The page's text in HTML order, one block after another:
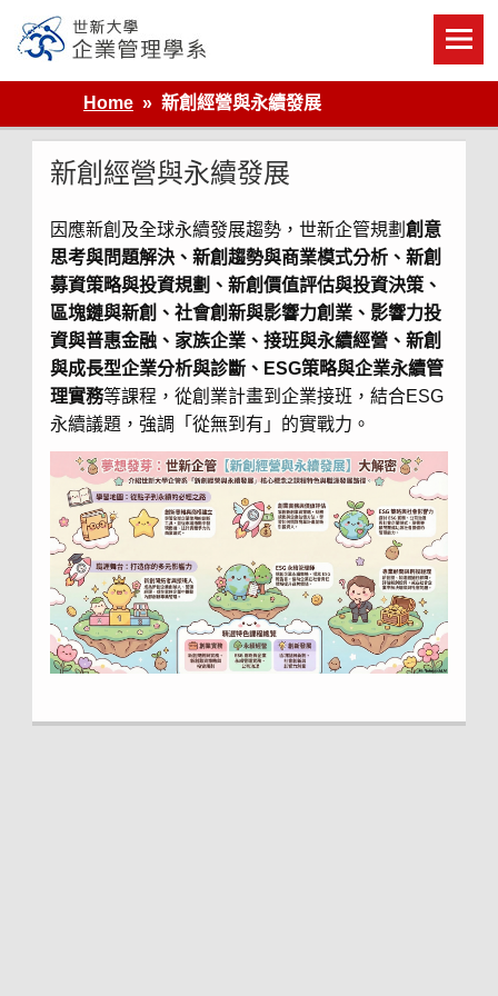
content
世新大學企業管理學系
Home
新創經營與永續發展
新創經營與永續發展
因應新創及全球永續發展趨勢，世新企管規劃 創意
思考與問題解決、新創趨勢與商業模式分析、新創
募資策略與投資規劃、新創價值評估與投資決策、
區塊鏈與新創、社會創新與影響力創業、影響力投
資與普惠金融、家族企業、接班與永續經營、新創
與成長型企業分析與診斷、ESG策略與企業永續管
理實務等課程，從創業計畫到企業接班，結合ESG
永續議題，強調「從無到有」的實戰力。